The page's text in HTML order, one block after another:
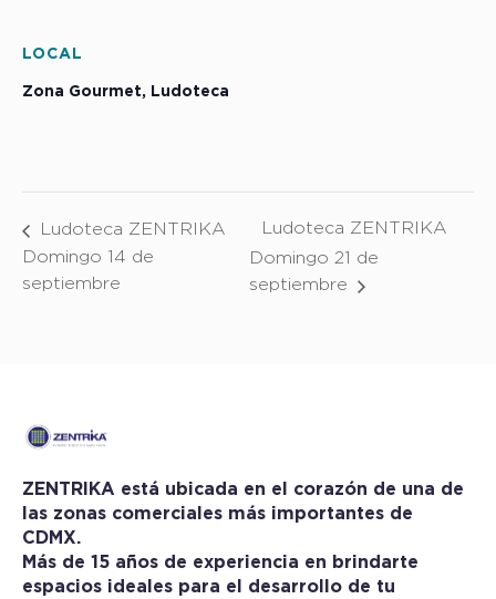
LOCAL
Zona Gourmet, Ludoteca
Ludoteca ZENTRIKA
Domingo 14 de
septiembre
Ludoteca ZENTRIKA
Domingo 21 de
septiembre
ZENTRIKA está ubicada en el corazón de una de
las zonas comerciales más importantes de
CDMX.
Más de 15 años de experiencia en brindarte
espacios ideales para el desarrollo de tu